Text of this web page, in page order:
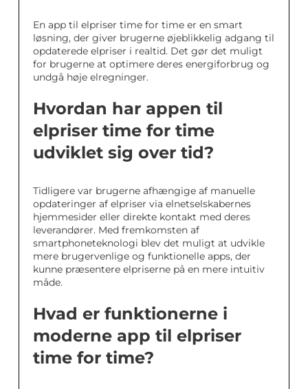
En app til elpriser time for time er en smart
løsning, der giver brugerne øjeblikkelig adgang til
opdaterede elpriser i realtid. Det gør det muligt
for brugerne at optimere deres energiforbrug og
undgå høje elregninger.
Hvordan har appen til
elpriser time for time
udviklet sig over tid?
Tidligere var brugerne afhængige af manuelle
opdateringer af elpriser via elnetselskabernes
hjemmesider eller direkte kontakt med deres
leverandører. Med fremkomsten af
smartphoneteknologi blev det muligt at udvikle
mere brugervenlige og funktionelle apps, der
kunne præsentere elpriserne på en mere intuitiv
måde.
Hvad er funktionerne i
moderne app til elpriser
time for time?